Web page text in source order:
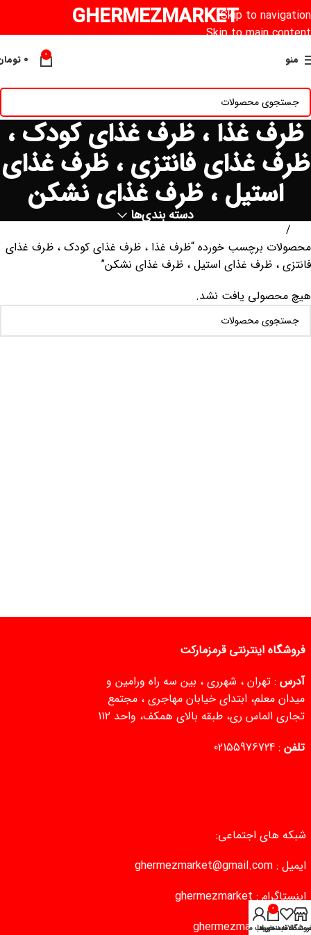
Skip to navigation
Skip to main content
GHERMEZMARKET
منو 0 ۰
ظرف غذا ، ظرف غذای کودک ،
ظرف غذای فانتزی ، ظرف غذای
استیل ، ظرف غذای نشکن
دسته بندی‌ها
محصولات برچسب خورده “ظرف غذا ، ظرف غذای کودک ، ظرف غذای
فانتزی ، ظرف غذای استیل ، ظرف غذای نشکن”
هیچ محصولی یافت نشد.
فروشگاه اینترنتی قرمزمارکت
آدرس : تهران ، شهرری ، بین سه راه ورامین و
میدان معلم، ابتدای خیابان مهاجری ، مجتمع
تجاری الماس ری، طبقه بالای همکف، واحد ۱۱۲
تلفن :
02155976724
شبکه های اجتماعی:
ایمیل : ghermezmarket@gmail.com
اینستاگرام :ghermezmarket
تلگرام :ghermezmarketعلاقه‌مندی‌ها
0
سبد خرید
حساب من